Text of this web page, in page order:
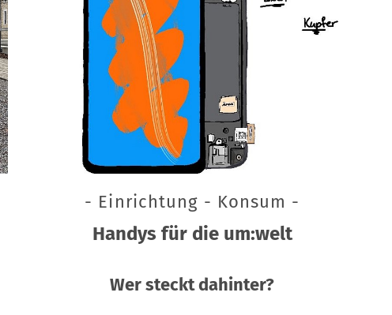
- Einrichtung - Konsum -
Handys für die um:welt
Wer steckt dahinter?